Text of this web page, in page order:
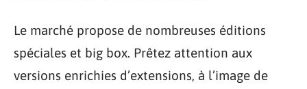
Le marché propose de nombreuses éditions
spéciales et big box. Prêtez attention aux
versions enrichies d’extensions, à l’image de